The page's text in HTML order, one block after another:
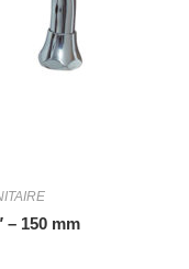
– 150 mm